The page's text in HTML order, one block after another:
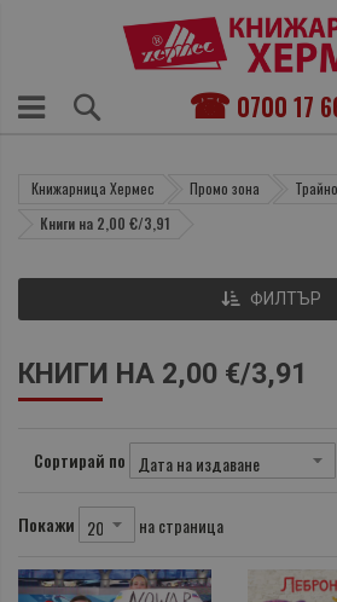
0700 17
Книжарница Хермес Промо зона
Книги на 2,00 €/3,91
КНИГИ НА 2,00 €/3,91
Сортирай по
Покажи на страница
ФИЛТЪР